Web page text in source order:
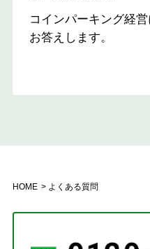
コインパーキング経
お答えします。
HOME よくある質問